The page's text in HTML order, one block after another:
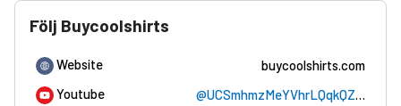
Följ Buycoolshirts
Website
buycoolshirts.com
Youtube